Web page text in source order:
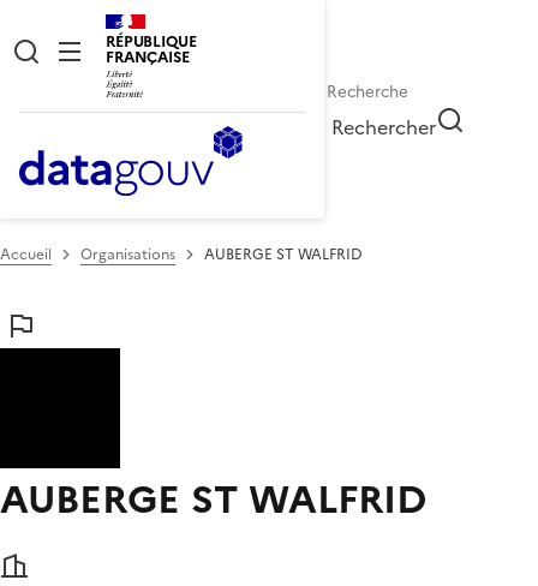
RÉPUBLIQUE
FRANÇAISE
Rechercher
Accueil Organisations AUBERGE ST WALFRID
AUBERGE ST WALFRID